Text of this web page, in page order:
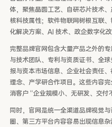
体，聚焦晶圆工艺、自研芯片技术
核科技属性；软件物联网树根互联
化解决方案、AI 技术、政企数字化
完整品牌官网包含大量产品之外的
与技术团队、专利与资质证书、全
报与资本市场信息、企业社会责任
理念、产学研合作项目。这些内容
消客户 “企业规模小、无研发、交付
同时，官网是统一全渠道品牌视觉
圈、第三方平台内容容易出现信息